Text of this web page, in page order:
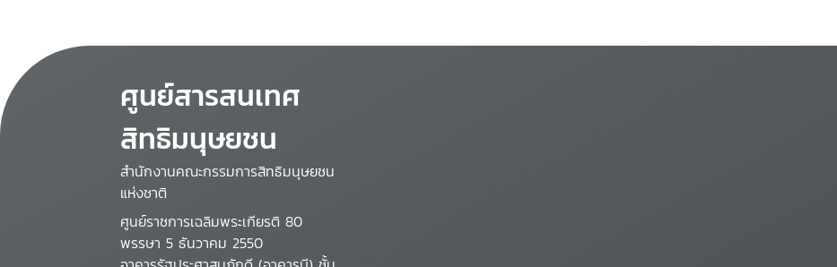
ศูนย์สารสนเทศ
สิทธิมนุษยชน
สำนักงานคณะกรรมการสิทธิมนุษยชน
แห่งชาติ
ศูนย์ราชการเฉลิมพระเกียรติ 80
พรรษา 5 ธันวาคม 2550